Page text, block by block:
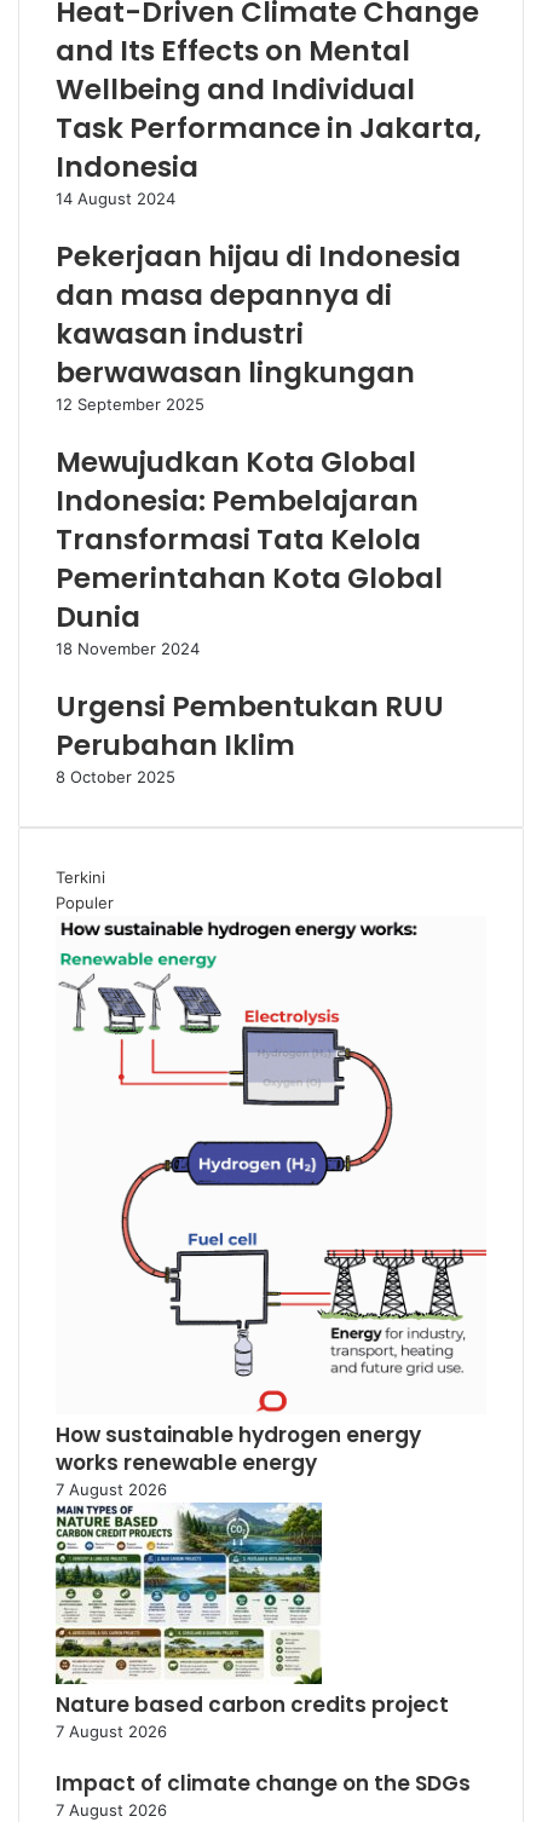
Heat-Driven Climate Change
and Its Effects on Mental
Wellbeing and Individual
Task Performance in Jakarta,
Indonesia
14 August 2024
Pekerjaan hijau di Indonesia
dan masa depannya di
kawasan industri
berwawasan lingkungan
12 September 2025
Mewujudkan Kota Global
Indonesia: Pembelajaran
Transformasi Tata Kelola
Pemerintahan Kota Global
Dunia
18 November 2024
Urgensi Pembentukan RUU
Perubahan Iklim
8 October 2025
Terkini
Populer
How sustainable hydrogen energy
works renewable energy
7 August 2026
Nature based carbon credits project
7 August 2026
Impact of climate change on the SDGs
7 August 2026